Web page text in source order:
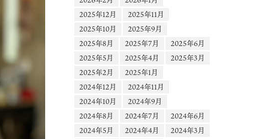
2025年12月
2025年11月
2025年10月
2025年9月
2025年8月
2025年7月
2025年6月
2025年5月
2025年4月
2025年3月
2025年2月
2025年1月
2024年12月
2024年11月
2024年10月
2024年9月
2024年8月
2024年7月
2024年6月
2024年5月
2024年4月
2024年3月